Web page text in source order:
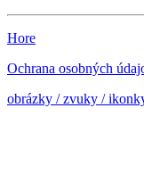
Hore
Ochrana osobných
obrázky / zvuky /